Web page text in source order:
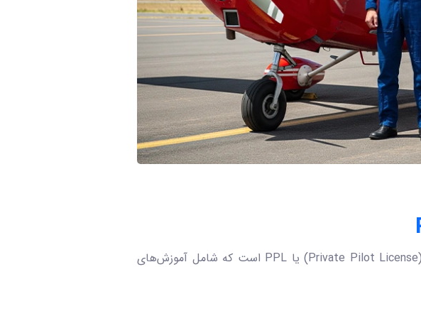
اولین گام برای ورود به حرفه خلبانی، دوره خلبانی (Private Pilot License) یا PPL است که شامل آموزش‌‌های